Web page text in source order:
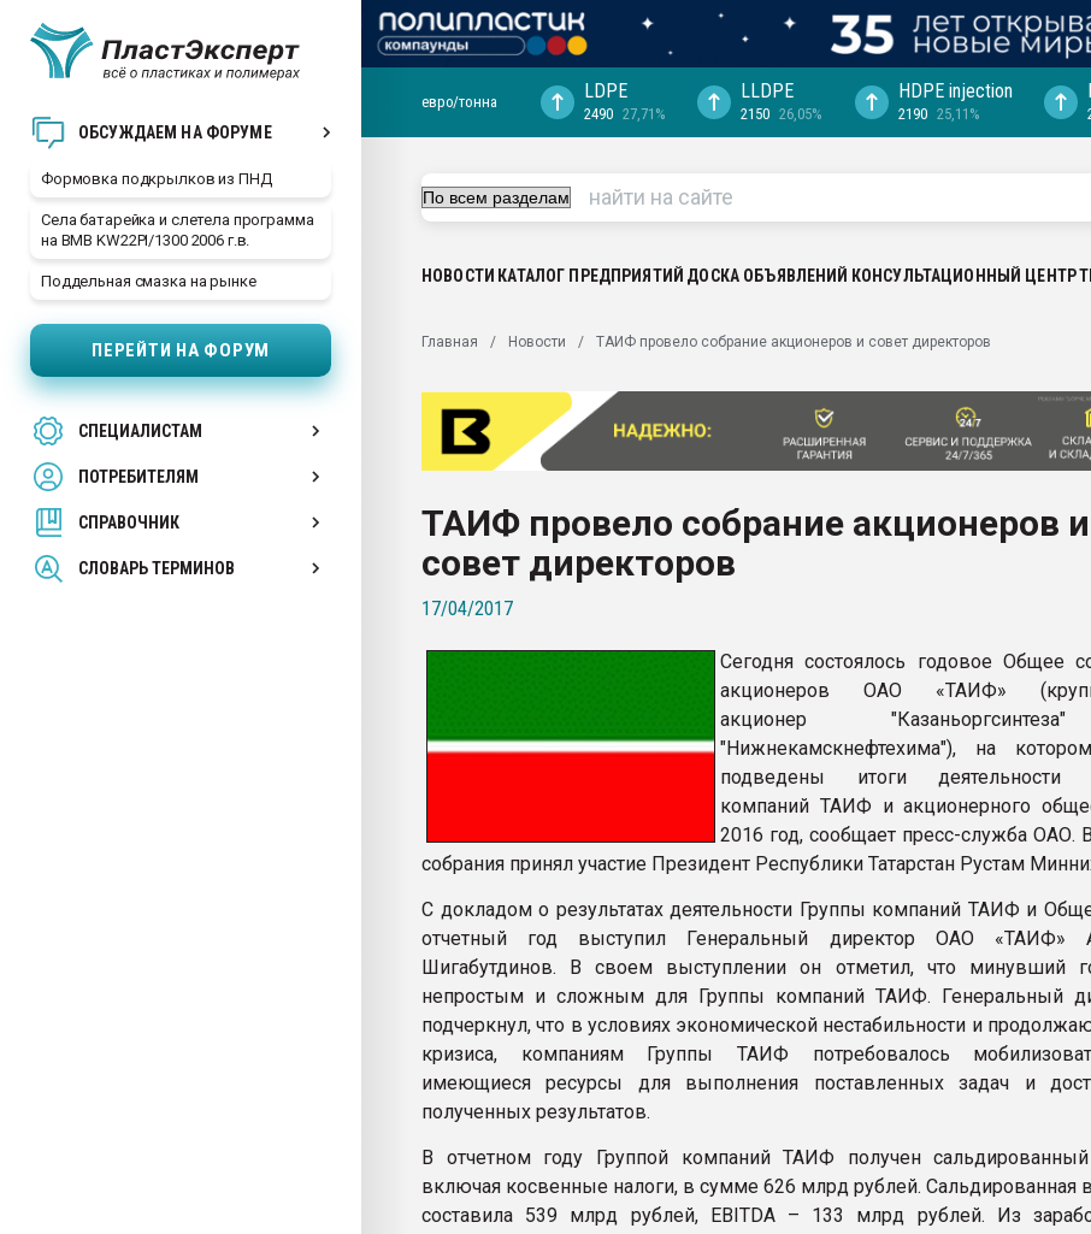
ОБСУЖДАЕМ НА ФОРУМЕ
Формовка подкрылков из ПНД
Села батарейка и слетела программа
на BMB KW22PI/1300 2006 г.в.
Поддельная смазка на рынке
ПЕРЕЙТИ НА ФОРУМ
СПЕЦИАЛИСТАМ
ПОТРЕБИТЕЛЯМ
СПРАВОЧНИК
СЛОВАРЬ ТЕРМИНОВ
29.07.2026 ФРП помог "Ижевскому
Вакуум-формовочные машины:
28.07.2026 Автоматизация выходит на
первый план в переработке
пластмасс
ситуацией на строительном рынке
Всё, что касается выдува ПЭТ
бутылок
ПЕРЕЙТИ НА ФОРУМ
евро/тонна LDPE
2490 27,71%
LLDPE
2150 26,05%
HDPE injection
2190 25,11%
НОВОСТИ КАТАЛОГ ПРЕДПРИЯТИЙ ДОСКА ОБЪЯВЛЕНИЙ КОНСУЛЬТАЦИОННЫЙ ЦЕНТР
Главная Новости ТАИФ провело собрание акционеров и совет директоров
ТАИФ провело собрание акционеров и
совет директоров
17/04/2017
Сегодня состоялось годовое Общее
акционеров ОАО «ТАИФ»
акционер
"Нижнекамскнефтехима"), на
подведены итоги деятельности
компаний ТАИФ и акционерного
2016 год, сообщает пресс-служба ОАО.
собрания принял участие Президент Республики Татарстан Рустам
С докладом о результатах деятельности Группы компаний ТАИФ и
отчетный год выступил Генеральный директор ОАО «ТАИФ»
Шигабутдинов. В своем выступлении он отметил, что минувший
непростым и сложным для Группы компаний ТАИФ. Генеральный
подчеркнул, что в условиях экономической нестабильности и
кризиса, компаниям Группы ТАИФ потребовалось
имеющиеся ресурсы для выполнения поставленных задач и
полученных результатов.
В отчетном году Группой компаний ТАИФ получен
включая косвенные налоги, в сумме 626 млрд рублей. Сальдированная
составила 539 млрд рублей, EBITDA – 133 млрд рублей. Из